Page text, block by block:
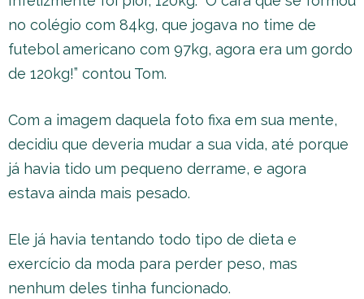
no colégio com 84kg, que jogava no time de
futebol americano com 97kg, agora era um gordo
de 120kg!” contou Tom.
Com a imagem daquela foto fixa em sua mente,
decidiu que deveria mudar a sua vida, até porque
já havia tido um pequeno derrame, e agora
estava ainda mais pesado.
Ele já havia tentando todo tipo de dieta e
exercício da moda para perder peso, mas
nenhum deles tinha funcionado.